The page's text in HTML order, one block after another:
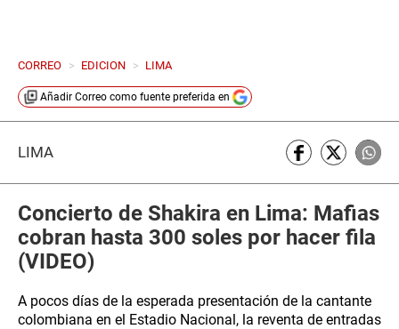
CORREO > EDICION > LIMA
Añadir Correo como fuente preferida en
LIMA
Concierto de Shakira en Lima: Mafias
cobran hasta 300 soles por hacer fila
(VIDEO)
A pocos días de la esperada presentación de la cantante
colombiana en el Estadio Nacional, la reventa de entradas